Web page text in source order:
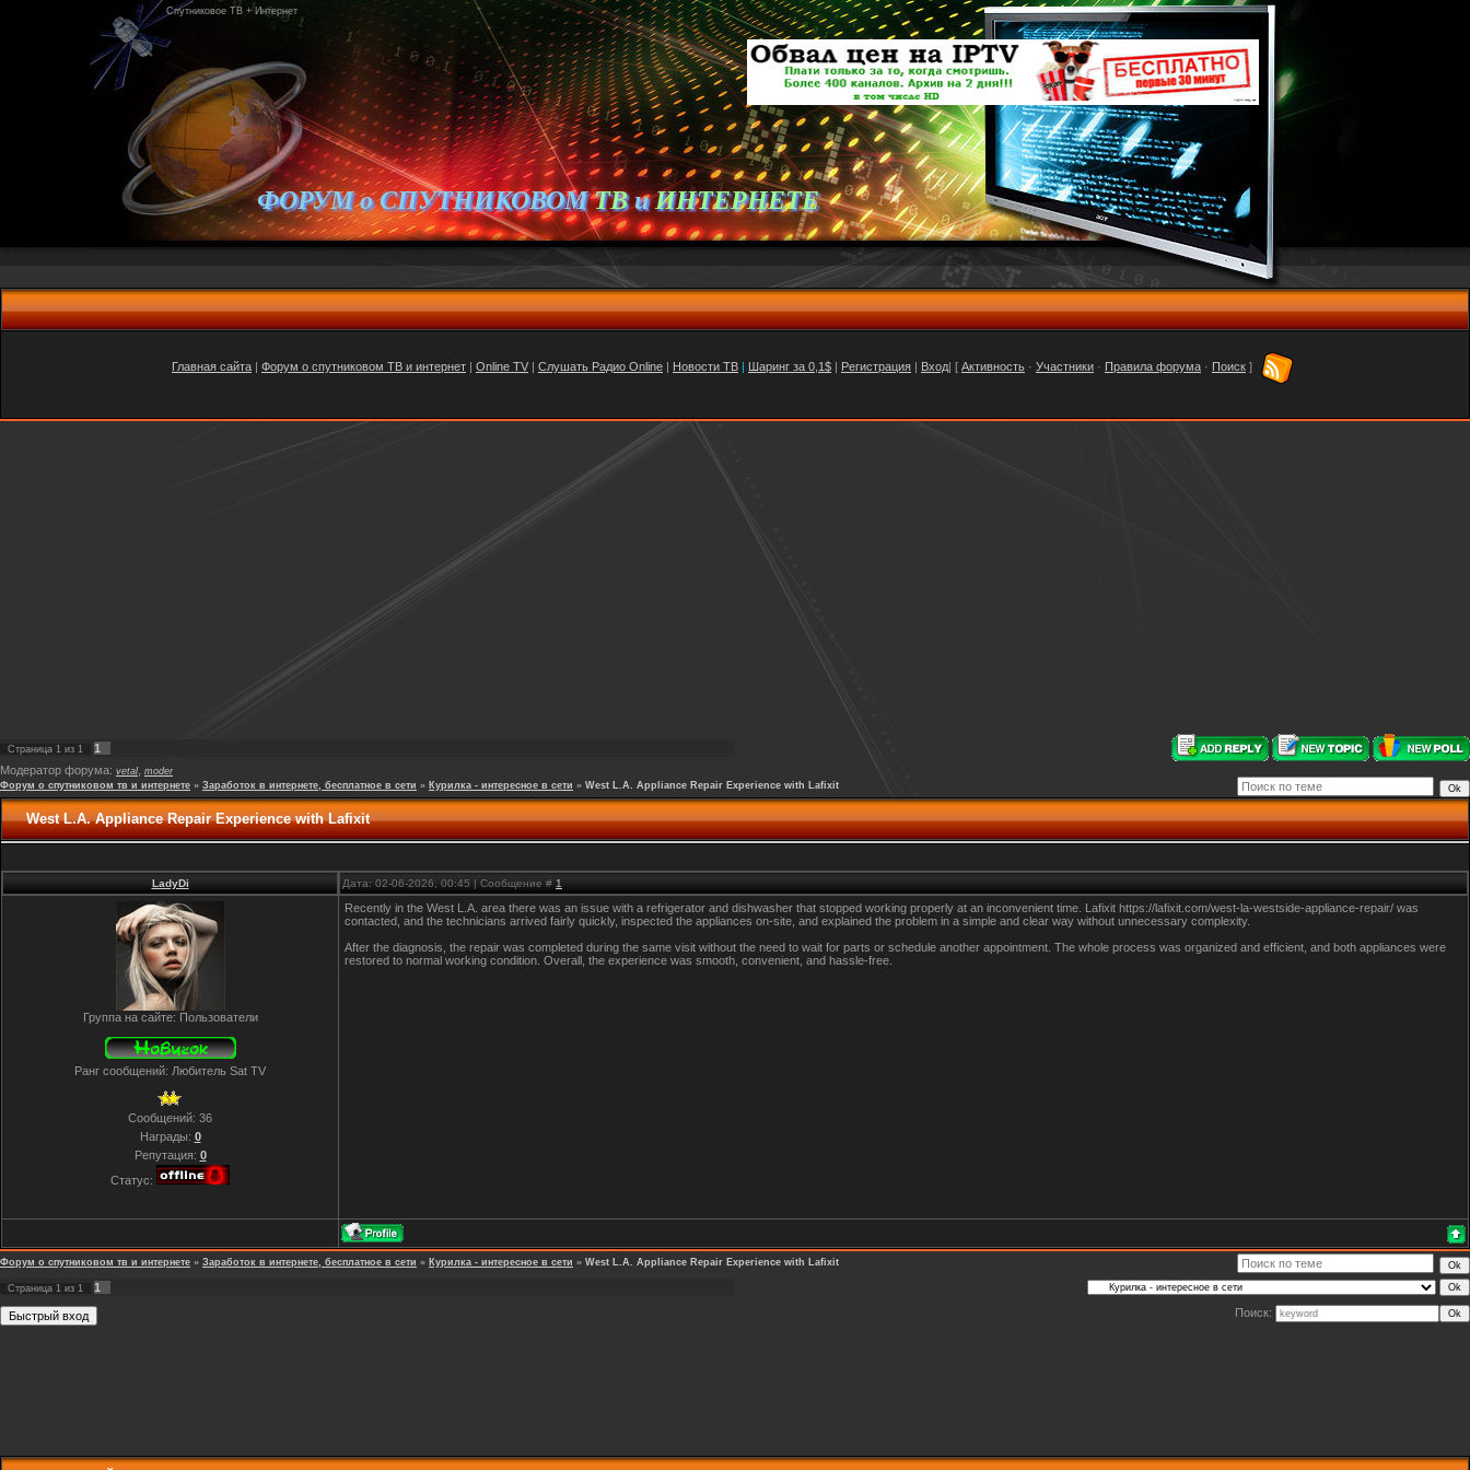
Спутниковое ТВ + Интернет
ФОРУМ о СПУТНИКОВОМТВиИНТЕРНЕТЕ
Главная сайта Форум о спутниковом ТВ и интернет Online TV Слушать Радио Online Новости ТВ Шаринг за 0,1$ Регистрация Вход | [ Активность · Участники · Правила форума · Поиск ]
Страница 1 из 1
1
Модератор форума: vetal moder
Форум о спутниковом тв и интернете » Заработок в интернете, бесплатное в сети » Курилка - интересное в сети » West L.A. Appliance Repair Experience with Lafixit
West L.A. Appliance Repair Experience with Lafixit
LadyDi Дата: 02-06-2026, 00:45 | Сообщение # 1
Группа на сайте: Пользователи
Ранг сообщений: Любитель Sat TV
Сообщений: 36
Награды: 0
Репутация: 0
Статус:
Recently in the West L.A. area there was an issue with a refrigerator and dishwasher that stopped working properly at an inconvenient time. Lafixit https://lafixit.com/west-la-westside-appliance-repair/ was
contacted, and the technicians arrived fairly quickly, inspected the appliances on-site, and explained the problem in a simple and clear way without unnecessary complexity.
After the diagnosis, the repair was completed during the same visit without the need to wait for parts or schedule another appointment. The whole process was organized and efficient, and both appliances were
restored to normal working condition. Overall, the experience was smooth, convenient, and hassle-free.
Форум о спутниковом тв и интернете » Заработок в интернете, бесплатное в сети » Курилка - интересное в сети » West L.A. Appliance Repair Experience with Lafixit
Страница 1 из 1
1
Поиск: